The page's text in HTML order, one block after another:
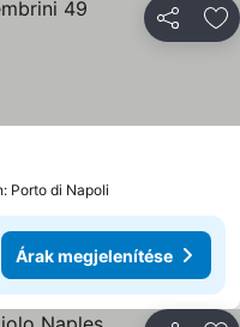
Porto di Napoli
Árak megjelenítése